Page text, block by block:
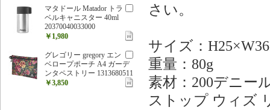
さい。
サイズ：
重量：80g
素材：200デニー
ストップ ウィズ
マタドール Matador トラ
ベルキャニスター 40ml
20370040033000
￥1,980
グレゴリー gregory エン
ベロープポーチ A4 ガーデ
ンタペストリー 1313680511
￥3,850